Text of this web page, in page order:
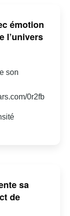
émotion
l’univers
son
0r2fb
sa
de